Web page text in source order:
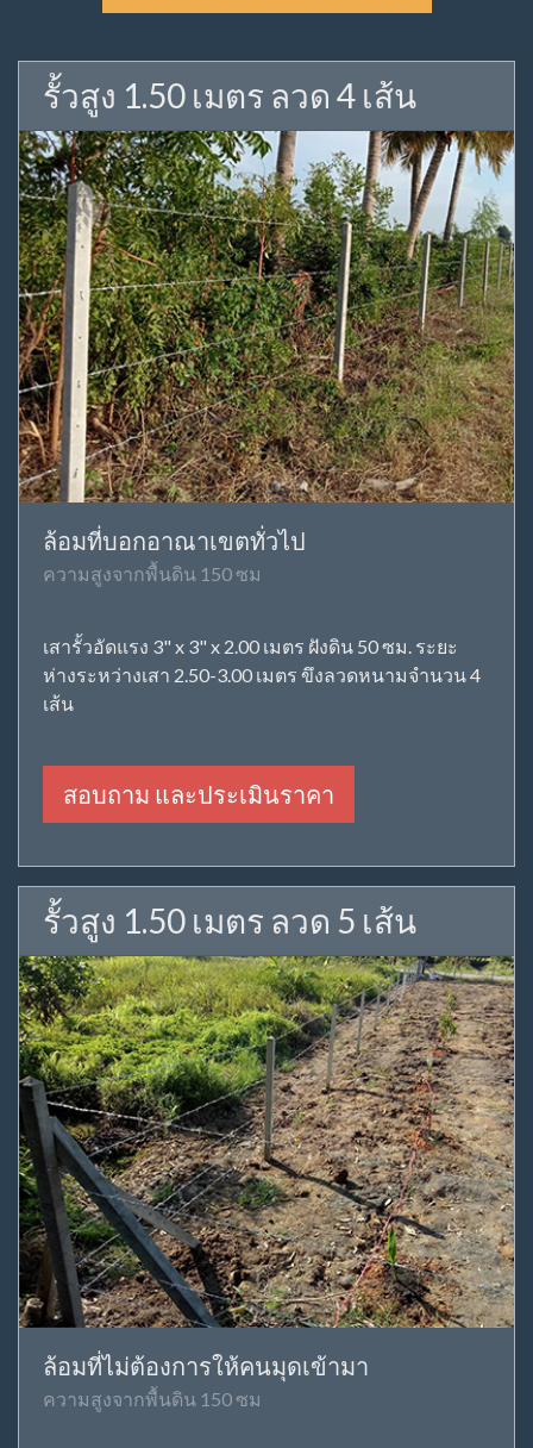
รั้วสูง 1.50 เมตร ลวด 4 เส้น
ล้อมที่บอกอาณาเขตทั่วไป
ความสูงจากพื้นดิน 150 ซม
เสารั้วอัดแรง 3" x 3" x 2.00 เมตร ฝังดิน 50 ซม. ระยะ
ห่างระหว่างเสา 2.50-3.00 เมตร ขึงลวดหนามจำนวน 4
เส้น
สอบถาม และประเมินราคา
รั้วสูง 1.50 เมตร ลวด 5 เส้น
ล้อมที่ไม่ต้องการให้คนมุดเข้ามา
ความสูงจากพื้นดิน 150 ซม